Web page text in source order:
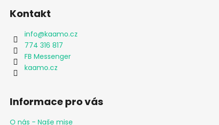
Kontakt
info@kaamo.cz
774 316 817
FB Messenger
kaamo.cz
Informace pro vás
O nás - Naše mise